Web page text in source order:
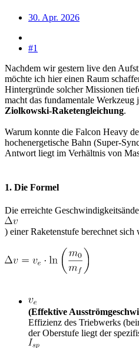
30. Apr. 2026
#1
Nachdem wir gestern live den
möchte ich hier einen Raum
Hintergründe solcher Missionen
macht das fundamentale Werkzeug
Ziolkowski-Raketengleichung.
Warum konnte die Falcon Heavy
hochenergetische Bahn (Super-
Antwort liegt im Verhältnis von
1. Die Formel
Die erreichte
) einer Raketenstufe berechnet sich
(Effektive
Effizienz des Triebwerks
der Oberstufe liegt der